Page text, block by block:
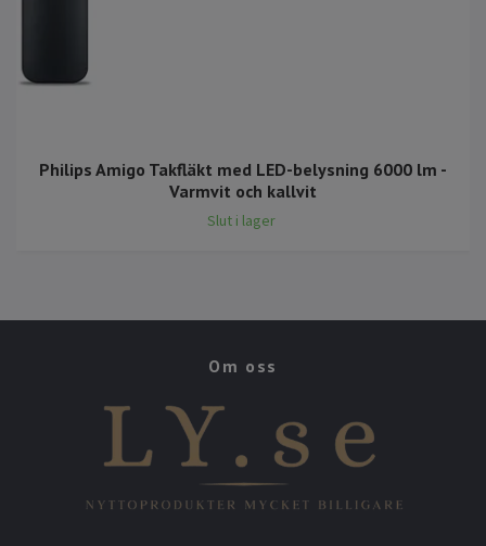
Philips Amigo Takfläkt med LED-belysning 6000 lm -
Varmvit och kallvit
Slut i lager
Om oss